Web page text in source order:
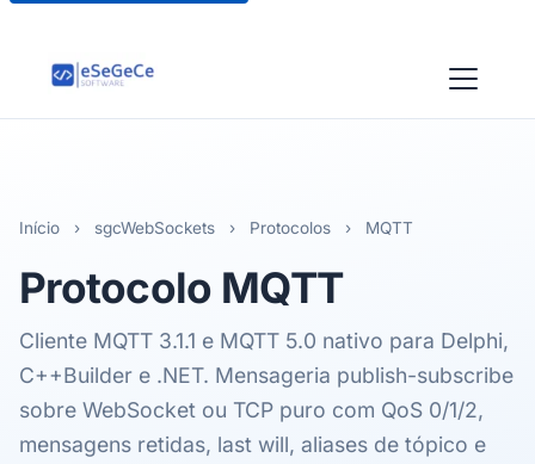
Início › sgcWebSockets › Protocolos › MQTT
Protocolo MQTT
Cliente MQTT 3.1.1 e MQTT 5.0 nativo para Delphi,
C++Builder e .NET. Mensageria publish-subscribe
sobre WebSocket ou TCP puro com QoS 0/1/2,
mensagens retidas, last will, aliases de tópico e